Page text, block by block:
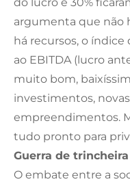
argumenta que não
há recursos, o
ao EBITDA (lucro
muito bom,
investimentos,
empreendimentos.
tudo pronto para
Guerra de trincheira
O embate entre a